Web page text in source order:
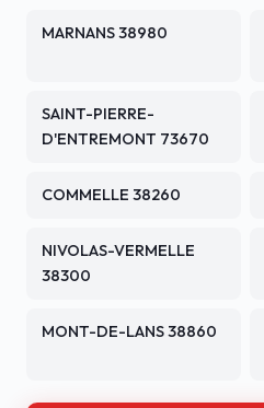
MARNANS 38980
SAINT-PIERRE-
D'ENTREMONT 73670
COMMELLE 38260
NIVOLAS-VERMELLE
38300
MONT-DE-LANS 38860